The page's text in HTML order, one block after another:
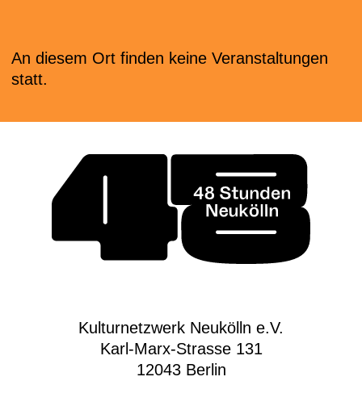
An diesem Ort finden keine Veranstaltungen
statt.
Kulturnetzwerk Neukölln e.V.
Karl-Marx-Strasse 131
12043 Berlin